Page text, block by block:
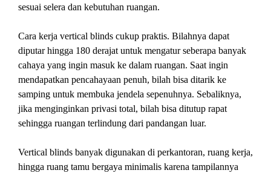
sesuai selera dan kebutuhan ruangan.
Cara kerja vertical blinds cukup praktis. Bilahnya dapat
diputar hingga 180 derajat untuk mengatur seberapa banyak
cahaya yang ingin masuk ke dalam ruangan. Saat ingin
mendapatkan pencahayaan penuh, bilah bisa ditarik ke
samping untuk membuka jendela sepenuhnya. Sebaliknya,
jika menginginkan privasi total, bilah bisa ditutup rapat
sehingga ruangan terlindung dari pandangan luar.
Vertical blinds banyak digunakan di perkantoran, ruang kerja,
hingga ruang tamu bergaya minimalis karena tampilannya